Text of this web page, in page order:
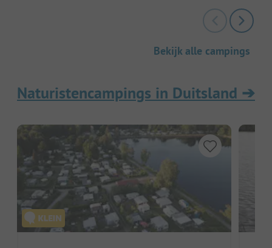
Bekijk alle campings
Naturistencampings in Duitsland ➔